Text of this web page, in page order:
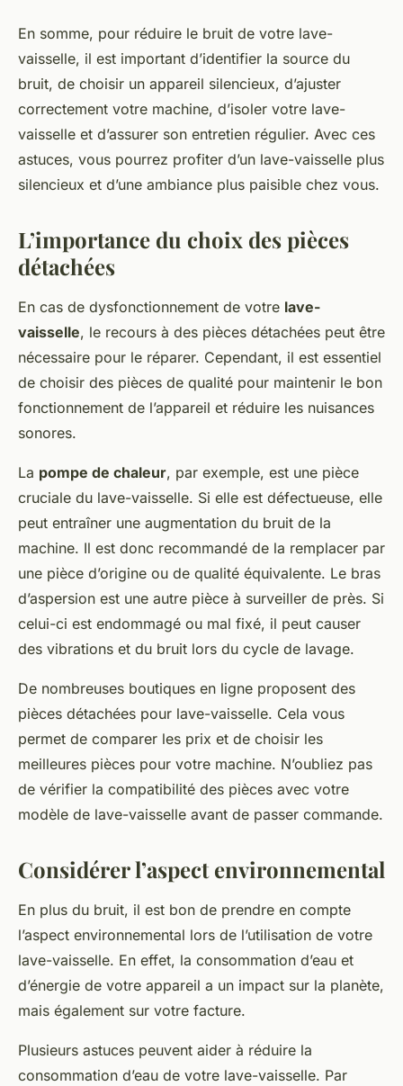
En somme, pour réduire le bruit de votre lave-
vaisselle, il est important d’identifier la source du
bruit, de choisir un appareil silencieux, d’ajuster
correctement votre machine, d’isoler votre lave-
vaisselle et d’assurer son entretien régulier. Avec ces
astuces, vous pourrez profiter d’un lave-vaisselle plus
silencieux et d’une ambiance plus paisible chez vous.
L’importance du choix des pièces
détachées
En cas de dysfonctionnement de votre lave-
vaisselle, le recours à des pièces détachées peut être
nécessaire pour le réparer. Cependant, il est essentiel
de choisir des pièces de qualité pour maintenir le bon
fonctionnement de l’appareil et réduire les nuisances
sonores.
La pompe de chaleur, par exemple, est une pièce
cruciale du lave-vaisselle. Si elle est défectueuse, elle
peut entraîner une augmentation du bruit de la
machine. Il est donc recommandé de la remplacer par
une pièce d’origine ou de qualité équivalente. Le bras
d’aspersion est une autre pièce à surveiller de près. Si
celui-ci est endommagé ou mal fixé, il peut causer
des vibrations et du bruit lors du cycle de lavage.
De nombreuses boutiques en ligne proposent des
pièces détachées pour lave-vaisselle. Cela vous
permet de comparer les prix et de choisir les
meilleures pièces pour votre machine. N’oubliez pas
de vérifier la compatibilité des pièces avec votre
modèle de lave-vaisselle avant de passer commande.
Considérer l’aspect environnemental
En plus du bruit, il est bon de prendre en compte
l’aspect environnemental lors de l’utilisation de votre
lave-vaisselle. En effet, la consommation d’eau et
d’énergie de votre appareil a un impact sur la planète,
mais également sur votre facture.
Plusieurs astuces peuvent aider à réduire la
consommation d’eau de votre lave-vaisselle. Par